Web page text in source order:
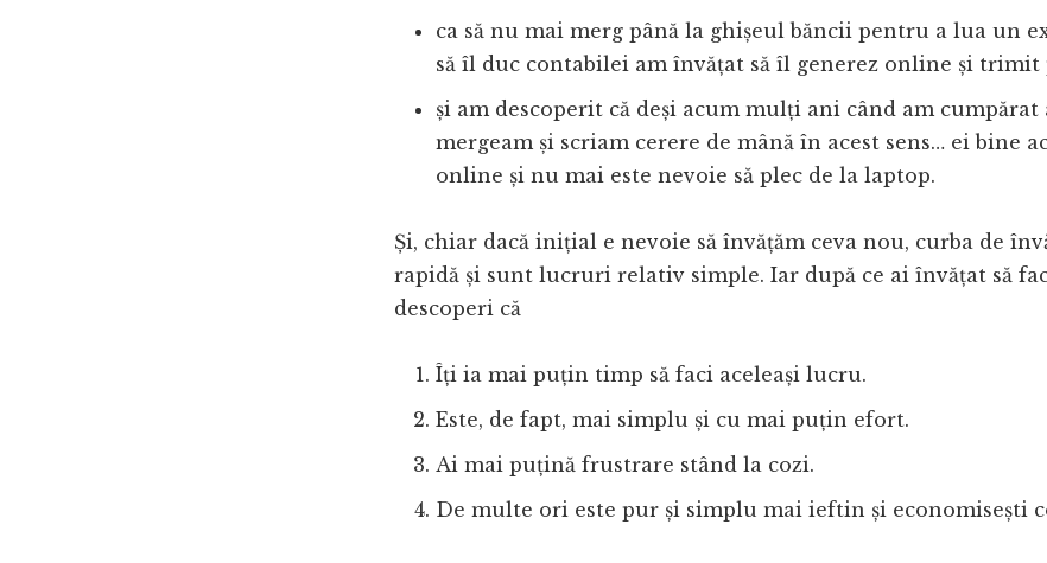
ca să nu mai merg până la ghișeul băncii pentru a lua un
să îl duc contabilei am învățat să îl generez online și trimit
și am descoperit că deși acum mulți ani când am
mergeam și scriam cerere de mână în acest sens… ei bine
online și nu mai este nevoie să plec de la laptop.
Și, chiar dacă inițial e nevoie să învățăm ceva nou, curba de
rapidă și sunt lucruri relativ simple. Iar după ce ai învățat să
descoperi că
Îți ia mai puțin timp să faci aceleași lucru.
Este, de fapt, mai simplu și cu mai puțin efort.
Ai mai puțină frustrare stând la cozi.
De multe ori este pur și simplu mai ieftin și economisești